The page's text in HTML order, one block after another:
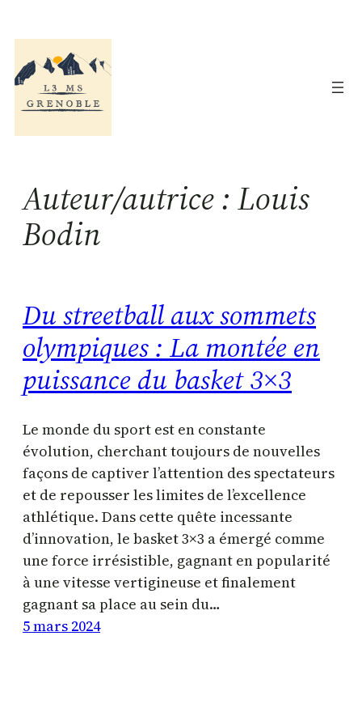
au
contenu
Auteur/autrice : Louis
Bodin
Du streetball aux sommets
olympiques : La montée en
puissance du basket 3×3
Le monde du sport est en constante
évolution, cherchant toujours de nouvelles
façons de captiver l’attention des spectateurs
et de repousser les limites de l’excellence
athlétique. Dans cette quête incessante
d’innovation, le basket 3×3 a émergé comme
une force irrésistible, gagnant en popularité
à une vitesse vertigineuse et finalement
gagnant sa place au sein du…
5 mars 2024